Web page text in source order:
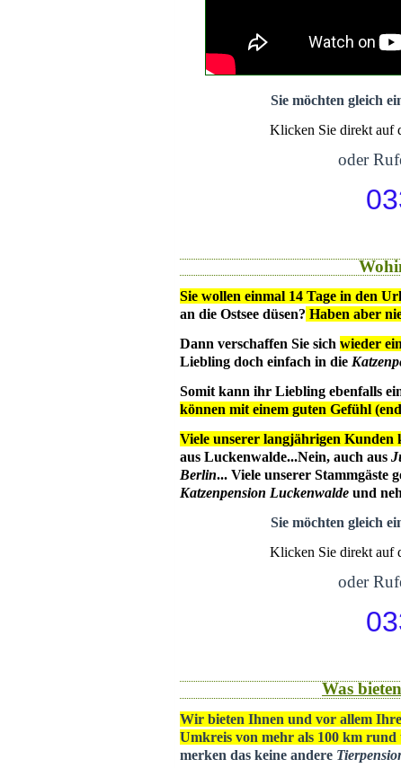
Sie möchten gleich
Klicken Sie direkt auf
oder
Sie wollen einmal 14 Tage in den
an die Ostsee düsen? Haben aber
Dann verschaffen Sie sich wieder
Liebling doch einfach in die
Somit kann ihr Liebling ebenfalls
können mit einem guten Gefühl
Viele unserer langjährigen Kunden
aus Luckenwalde...Nein, auch aus
Berlin... Viele unserer Stammgäste
Katzenpension Luckenwaldeund
Sie möchten gleich
Klicken Sie direkt auf
oder
Was
Wir bieten Ihnen und vor allem
Umkreis von mehr als 100 km rund
merken das keine andere